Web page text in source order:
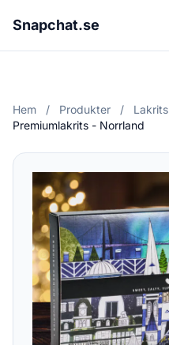
Snapchat.se
Hem / Produkter / Lakrits
Premiumlakrits - Norrland